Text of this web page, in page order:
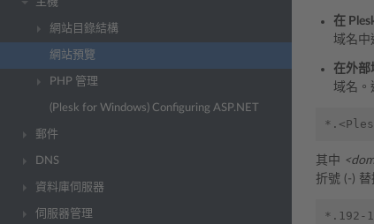
網站目錄結構
網站預覽
PHP 管理
(Plesk for Windows) Configuring ASP.NET
郵件
DNS
資料庫伺服器
伺服器管理
在
域名中
在外部
域名。
其中
折號 (-)